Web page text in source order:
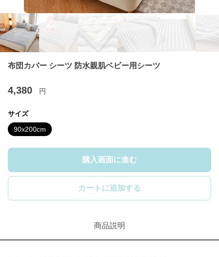
布団カバー シーツ 防水親肌ベビー用シーツ
4,380 円
サイズ
90x200cm
購入画面に進む
カートに追加する
商品説明